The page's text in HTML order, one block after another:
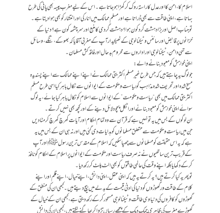
اسلام کا، امن کا اور عدل کا راستہ روک کر کھڑا ہوجاتا ہے۔ اس کے لیے مغرب پیسہ بھی پانی کی طرح
بہاتا ہے ، اپنی طاقت سے بھی ڈراتا ہے اور مسلم ممالک میں انارکی اور انتشار کو بھی ہوا دیتا ہے ۔
تو جناب اصل اور بڑا دہشت گرد کون ہوا؟ دہشت گردی کا منبع اور سرچشمہ کون ہے؟دنیا کے
خزانوں پر قابض اور سائنس و ٹیکنالوجی کے ٹھیکیدار آپ کے مغربی آقا یا کہ بھوکے، ننگے، وسائل
سے تہی دامن، ٹیکنالوجی اور اداروں سے محروم بدحال اور فاقہ کش مسلمان۔
اپنی خواہش کو معبود بنانے والے:
جو لوگ یہ چاہتے ہیں کہ جس طرح غیر مسلم اکثریتی ممالک نے اپنے اپنے ممالک سے اپنے پسندیدہ
مسخ شدہ اور تحریف شدہ مذاہب کو ریاست و حکومت کے ایوانوں سے نکال باہر کیا اسی طرح مسلم
اکثریتی ممالک میں بھی “ریاست وحکومت”کے ایوانوں سے اسلام کو نکال باہر کیا جائے، یہ لوگ
سوائے اپنی خواہش کو معبود بنانے اور اٹکل پچودلائل دینے کے اور کچھ بھی نہیں کرتے۔
ان لوگوں کے بس میں یہ تو نہیں ہے کہ قرآن سے وہ تمام احکام اور آیات کھرچ کھرچ کر مٹا دیں
جن میں ریاست وحکومت سے متعلق مسلمانوں کو ہدایات دی گئی ہیں اور نہ ہی ان کے بس میں یہ
ہے کہ یہ اس حقیقت کو مسلمانوں سے چھپا سکیں کہ اسلام کے مقدس ترین رسولﷺ اور آپ
کے قریب ترین ساتھیوں نے نہ صرف ریاست اور حکومت کے ایوانوں پر اسلام کے احکام کو نافذ
کرکے دکھایا بلکہ اپنے وقت کی عالمی طاقتوں کو بھی الٹ پلٹ کر رکھ دیا۔
تو پھر یہ کیا کرتے ہیں؟ یہ کرتے یہ ہیں کہ اپنی عقل، اپنی دانش، اپنے خیال، اپنے قلم اور اپنے
کلام کے طاقت ورگھوڑوں کو دنیا کی ادنیٰ قیمت کے بدلے میں بیچ دیتے ہیں۔ کبھی ان کی منطق کے
گھوڑوں کو کافروں کی دنیاوی طاقت و ٹیکنالوجی مسحور کرکے رکھ دیتی ہے، کبھی ان کے خیال کے